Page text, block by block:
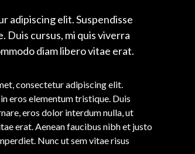
adipiscing elit. Suspendisse
Duis cursus, mi quis viverra
diam libero vitae erat.
consectetur adipiscing elit.
eros elementum tristique. Duis
eros dolor interdum nulla, ut
erat. Aenean faucibus nibh et justo
Nunc ut sem vitae risus